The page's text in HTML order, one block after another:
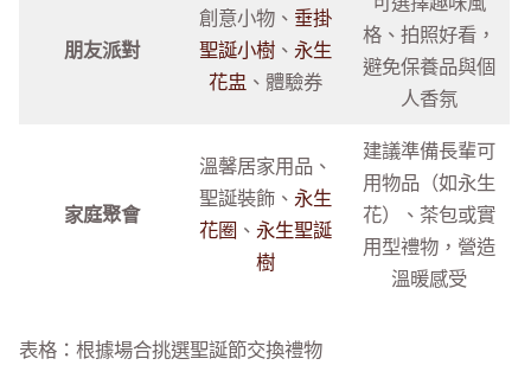
朋友派對
創意小物、 垂掛
聖誕小樹、 永生
花盅 、體驗券
格、拍照好看，
避免保養品與個
人香氛
家庭聚會
溫馨居家用品、
聖誕裝飾、 永生
花圈 、 永生聖誕
樹
建議準備長輩可
用物品（如永生
花）、茶包或實
用型禮物，營造
溫暖感受
表格：根據場合挑選聖誕節交換禮物